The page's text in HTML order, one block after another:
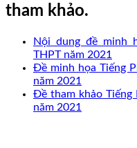
tham khảo.
Nội dung đề minh
THPT năm 2021
Đề minh họa Tiếng
năm 2021
Đề tham khảo Tiếng
năm 2021